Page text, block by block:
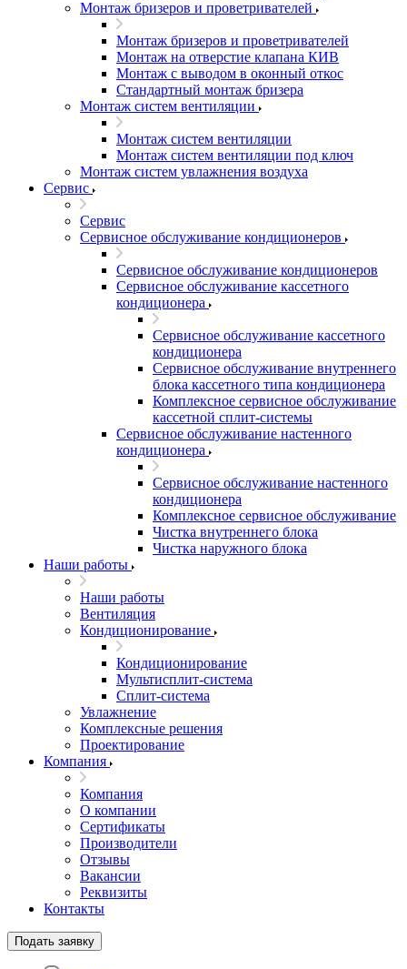
Монтаж бризеров и проветривателей
Монтаж бризеров и проветривателей
Монтаж на отверстие клапана КИВ
Монтаж с выводом в оконный откос
Стандартный монтаж бризера
Монтаж систем вентиляции
Монтаж систем вентиляции
Монтаж систем вентиляции под ключ
Монтаж систем увлажнения воздуха
Сервис
Сервис
Сервисное обслуживание кондиционеров
Сервисное обслуживание кондиционеров
Сервисное обслуживание кассетного
кондиционера
Сервисное обслуживание кассетного
кондиционера
Сервисное обслуживание внутреннего
блока кассетного типа кондиционера
Комплексное сервисное обслуживание
кассетной сплит-системы
Сервисное обслуживание настенного
кондиционера
Сервисное обслуживание настенного
кондиционера
Комплексное сервисное обслуживание
Чистка внутреннего блока
Чистка наружного блока
Наши работы
Наши работы
Вентиляция
Кондиционирование
Кондиционирование
Мультисплит-система
Сплит-система
Увлажнение
Комплексные решения
Проектирование
Компания
Компания
О компании
Сертификаты
Производители
Отзывы
Вакансии
Реквизиты
Контакты
Подать заявку